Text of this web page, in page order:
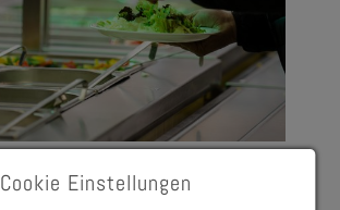
Cookie Einstellungen